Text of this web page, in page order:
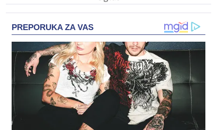
PREPORUKA ZA VAS